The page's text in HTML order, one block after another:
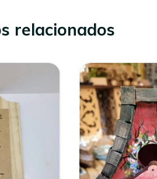
relacionados